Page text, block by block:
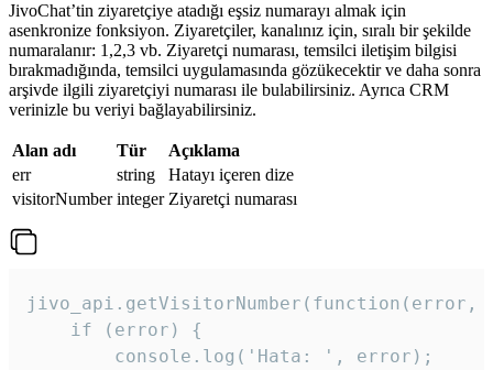
JivoChat’tin ziyaretçiye atadığı eşsiz numarayı almak için
asenkronize fonksiyon. Ziyaretçiler, kanalınız için, sıralı bir şekilde
numaralanır: 1,2,3 vb. Ziyaretçi numarası, temsilci iletişim bilgisi
bırakmadığında, temsilci uygulamasında gözükecektir ve daha sonra
arşivde ilgili ziyaretçiyi numarası ile bulabilirsiniz. Ayrıca CRM
verinizle bu veriyi bağlayabilirsiniz.
Alan adı Tür
Açıklama
err
string
Hatayı içeren dize
visitorNumber integer Ziyaretçi numarası
jivo_api.getVisitorNumber(function(error,
    if (error) {
        console.log('Hata: ', error);